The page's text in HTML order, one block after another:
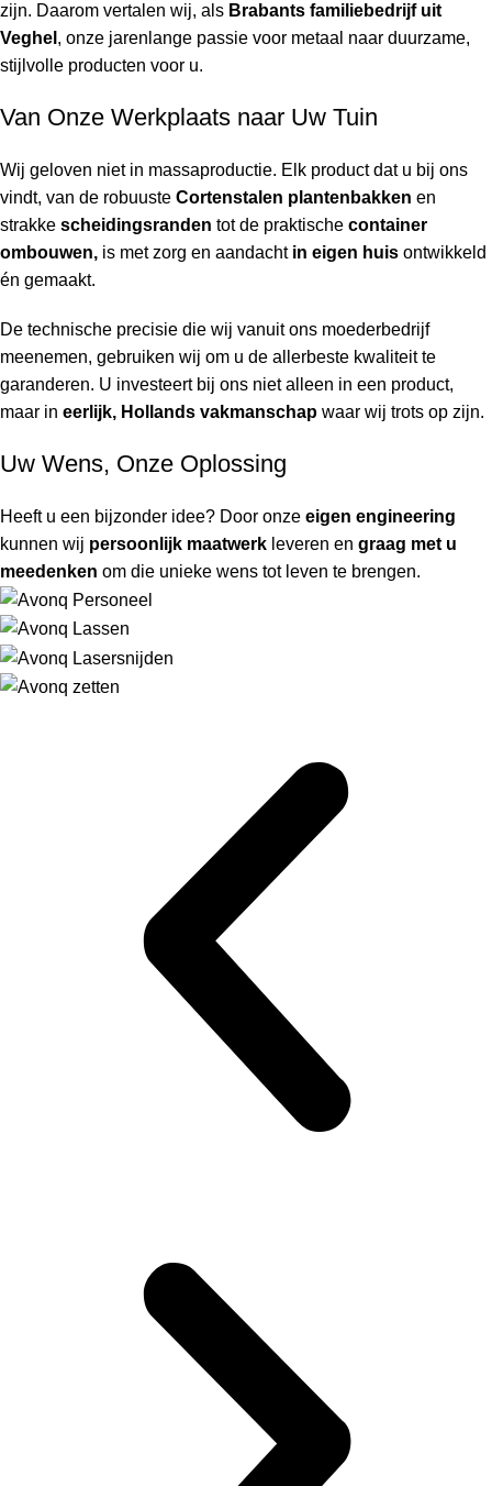
zijn. Daarom vertalen wij, als Brabants familiebedrijf uit
Veghel , onze jarenlange passie voor metaal naar duurzame,
stijlvolle producten voor u.
Van Onze Werkplaats naar Uw Tuin
Wij geloven niet in massaproductie. Elk product dat u bij ons
vindt, van de robuuste Cortenstalen plantenbakken en
strakke scheidingsranden tot de praktische container
ombouwen, is met zorg en aandacht in eigen huis ontwikkeld
én gemaakt.
De technische precisie die wij vanuit ons moederbedrijf
meenemen, gebruiken wij om u de allerbeste kwaliteit te
garanderen. U investeert bij ons niet alleen in een product,
maar in eerlijk, Hollands vakmanschap waar wij trots op zijn.
Uw Wens, Onze Oplossing
Heeft u een bijzonder idee? Door onze eigen engineering
kunnen wij persoonlijk maatwerk leveren en graag met u
meedenken om die unieke wens tot leven te brengen.